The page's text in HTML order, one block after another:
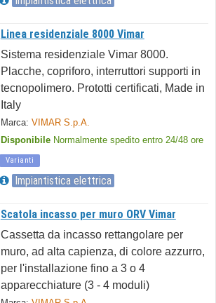
Linea residenziale 8000 Vimar
Sistema residenziale Vimar 8000.
Placche, copriforo, interruttori supporti in
tecnopolimero. Prototti certificati, Made in
Italy
Marca: VIMAR S.p.A.
Disponibile Normalmente spedito entro 24/48 ore
Varianti
Impiantistica elettrica
Scatola incasso per muro ORV Vimar
Cassetta da incasso rettangolare per
muro, ad alta capienza, di colore azzurro,
per l'installazione fino a 3 o 4
apparecchiature (3 - 4 moduli)